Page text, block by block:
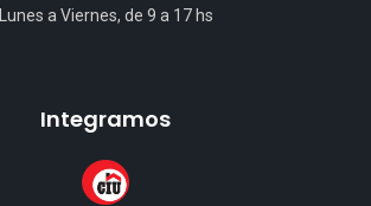
Lunes a Viernes, de 9 a 17 hs
Integramos